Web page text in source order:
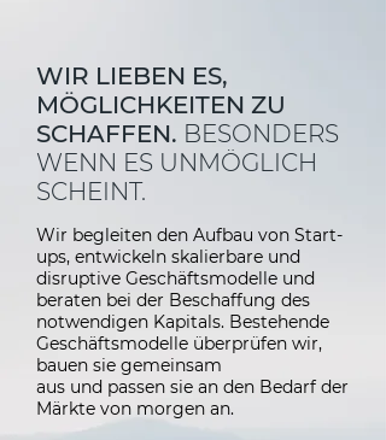
WIR LIEBEN ES,
MÖGLICHKEITEN ZU
SCHAFFEN. BESONDERS
WENN ES UNMÖGLICH
SCHEINT.
Wir begleiten den Aufbau von Start-
ups, entwickeln skalierbare und
disruptive Geschäftsmodelle und
beraten bei der Beschaffung des
notwendigen Kapitals. Bestehende
Geschäftsmodelle überprüfen wir,
bauen sie gemeinsam
aus und passen sie an den Bedarf der
Märkte von morgen an.